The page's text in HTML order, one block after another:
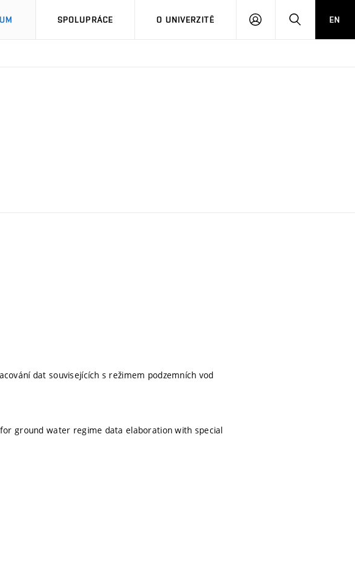
SPOLUPRÁCE O UNIVERZITĚ
PŘIHLÁSIT HLEDATEN
dat souvisejících s režimem podzemních vod
ground water regime data elaboration with special